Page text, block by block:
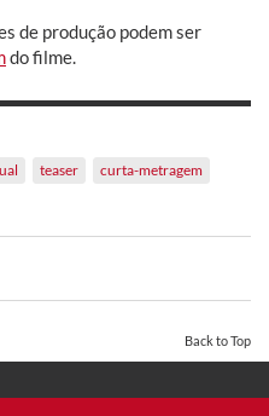
de produção podem ser
do filme.
teaser
curta-metragem
Back to Top